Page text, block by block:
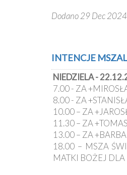
Dodano 29 Dec
INTENCJE
NIEDZIELA -
7.00 - ZA
8.00 - ZA
10.00 – ZA
11.30 – ZA
13.00 – ZA
18.00 – MSZA
MATKI BOŻEJ